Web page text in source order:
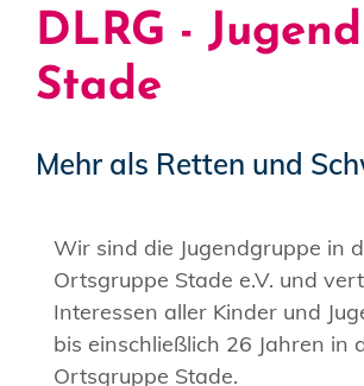
DLRG - Jugend
Stade
Mehr als Retten und
Wir sind die Jugendgruppe in
Ortsgruppe Stade e.V. und
Interessen aller Kinder und
bis einschließlich 26 Jahren in
Ortsgruppe Stade.